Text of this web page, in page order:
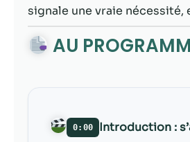
signale une vraie
AU
0:00 Introduction :